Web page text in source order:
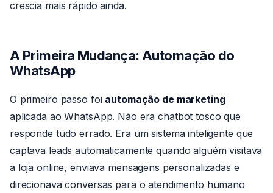
crescia mais rápido ainda.
A Primeira Mudança: Automação do
WhatsApp
O primeiro passo foi automação de marketing
aplicada ao WhatsApp. Não era chatbot tosco que
responde tudo errado. Era um sistema inteligente que
captava leads automaticamente quando alguém visitava
a loja online, enviava mensagens personalizadas e
direcionava conversas para o atendimento humano